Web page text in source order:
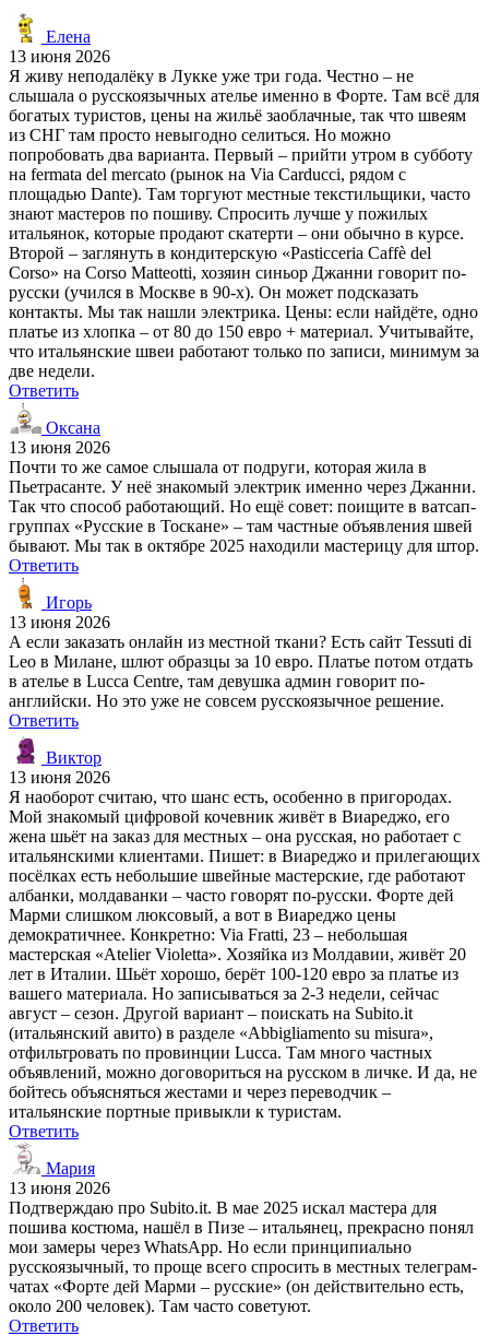
Елена
13 июня 2026
Я живу неподалёку в Лукке уже три года. Честно – не
слышала о русскоязычных ателье именно в Форте. Там всё для
богатых туристов, цены на жильё заоблачные, так что швеям
из СНГ там просто невыгодно селиться. Но можно
попробовать два варианта. Первый – прийти утром в субботу
на fermata del mercato (рынок на Via Carducci, рядом с
площадью Dante). Там торгуют местные текстильщики, часто
знают мастеров по пошиву. Спросить лучше у пожилых
итальянок, которые продают скатерти – они обычно в курсе.
Второй – заглянуть в кондитерскую «Pasticceria Caffè del
Corso» на Corso Matteotti, хозяин синьор Джанни говорит по-
русски (учился в Москве в 90-х). Он может подсказать
контакты. Мы так нашли электрика. Цены: если найдёте, одно
платье из хлопка – от 80 до 150 евро + материал. Учитывайте,
что итальянские швеи работают только по записи, минимум за
две недели.
Ответить
Оксана
13 июня 2026
Почти то же самое слышала от подруги, которая жила в
Пьетрасанте. У неё знакомый электрик именно через Джанни.
Так что способ работающий. Но ещё совет: поищите в ватсап-
группах «Русские в Тоскане» – там частные объявления швей
бывают. Мы так в октябре 2025 находили мастерицу для штор.
Ответить
Игорь
13 июня 2026
А если заказать онлайн из местной ткани? Есть сайт Tessuti di
Leo в Милане, шлют образцы за 10 евро. Платье потом отдать
в ателье в Lucca Centre, там девушка админ говорит по-
английски. Но это уже не совсем русскоязычное решение.
Ответить
Виктор
13 июня 2026
Я наоборот считаю, что шанс есть, особенно в пригородах.
Мой знакомый цифровой кочевник живёт в Виареджо, его
жена шьёт на заказ для местных – она русская, но работает с
итальянскими клиентами. Пишет: в Виареджо и прилегающих
посёлках есть небольшие швейные мастерские, где работают
албанки, молдаванки – часто говорят по-русски. Форте дей
Марми слишком люксовый, а вот в Виареджо цены
демократичнее. Конкретно: Via Fratti, 23 – небольшая
мастерская «Atelier Violetta». Хозяйка из Молдавии, живёт 20
лет в Италии. Шьёт хорошо, берёт 100-120 евро за платье из
вашего материала. Но записываться за 2-3 недели, сейчас
август – сезон. Другой вариант – поискать на Subito.it
(итальянский авито) в разделе «Abbigliamento su misura»,
отфильтровать по провинции Lucca. Там много частных
объявлений, можно договориться на русском в личке. И да, не
бойтесь объясняться жестами и через переводчик –
итальянские портные привыкли к туристам.
Ответить
Мария
13 июня 2026
Подтверждаю про Subito.it. В мае 2025 искал мастера для
пошива костюма, нашёл в Пизе – итальянец, прекрасно понял
мои замеры через WhatsApp. Но если принципиально
русскоязычный, то проще всего спросить в местных телеграм-
чатах «Форте дей Марми – русские» (он действительно есть,
около 200 человек). Там часто советуют.
Ответить